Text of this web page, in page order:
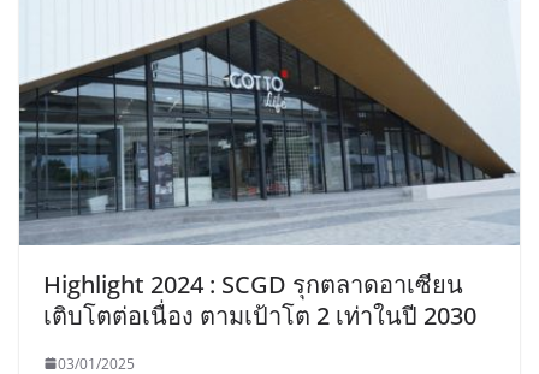
Highlight 2024 : SCGD รุกตลาดอาเซียน
เติบโตต่อเนื่อง ตามเป้าโต 2 เท่าในปี 2030
03/01/2025